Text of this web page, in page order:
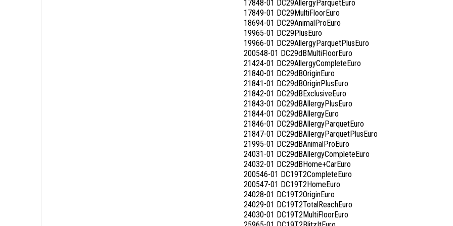
17848-01 DC29AllergyParquetEuro
17849-01 DC29MultiFloorEuro
18694-01 DC29AnimalProEuro
19965-01 DC29PlusEuro
19966-01 DC29AllergyParquetPlusEuro
200548-01 DC29dBMultiFloorEuro
21424-01 DC29AllergyCompleteEuro
21840-01 DC29dBOriginEuro
21841-01 DC29dBOriginPlusEuro
21842-01 DC29dBExclusiveEuro
21843-01 DC29dBAllergyPlusEuro
21844-01 DC29dBAllergyEuro
21846-01 DC29dBAllergyParquetEuro
21847-01 DC29dBAllergyParquetPlusEuro
21995-01 DC29dBAnimalProEuro
24031-01 DC29dBAllergyCompleteEuro
24032-01 DC29dBHome+CarEuro
200546-01 DC19T2CompleteEuro
200547-01 DC19T2HomeEuro
24028-01 DC19T2OriginEuro
24029-01 DC19T2TotalReachEuro
24030-01 DC19T2MultiFloorEuro